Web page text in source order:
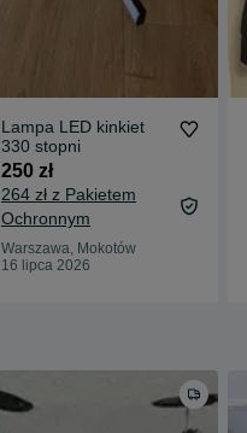
Lampa LED kinkiet
330 stopni
250 zł
264 zł z Pakietem
Ochronnym
Warszawa, Mokotów
16 lipca 2026